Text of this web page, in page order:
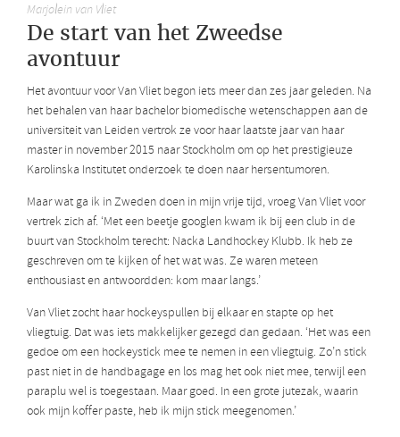
Marjolein van Vliet
De start van het Zweedse
avontuur
Het avontuur voor Van Vliet begon iets meer dan zes jaar geleden. Na
het behalen van haar bachelor biomedische wetenschappen aan de
universiteit van Leiden vertrok ze voor haar laatste jaar van haar
master in november 2015 naar Stockholm om op het prestigieuze
Karolinska Institutet onderzoek te doen naar hersentumoren.
Maar wat ga ik in Zweden doen in mijn vrije tijd, vroeg Van Vliet voor
vertrek zich af. ‘Met een beetje googlen kwam ik bij een club in de
buurt van Stockholm terecht: Nacka Landhockey Klubb. Ik heb ze
geschreven om te kijken of het wat was. Ze waren meteen
enthousiast en antwoordden: kom maar langs.’
Van Vliet zocht haar hockeyspullen bij elkaar en stapte op het
vliegtuig. Dat was iets makkelijker gezegd dan gedaan. ‘Het was een
gedoe om een hockeystick mee te nemen in een vliegtuig. Zo’n stick
past niet in de handbagage en los mag het ook niet mee, terwijl een
paraplu wel is toegestaan. Maar goed. In een grote jutezak, waarin
ook mijn koffer paste, heb ik mijn stick meegenomen.’